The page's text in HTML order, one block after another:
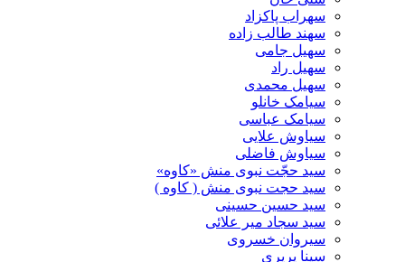
سهراب پاکزاد
سهند طالب زاده
سهیل جامی
سهیل راد
سهیل محمدی
سیامک خانلو
سیامک عباسی
سیاوش علایی
سیاوش فاضلی
سید حجّت نبوی منش «کاوه»
سید حجت نبوی منش ( کاوه )
سید حسین حسینى
سید سجاد میر علائی
سیروان خسروی
سینا پرپری